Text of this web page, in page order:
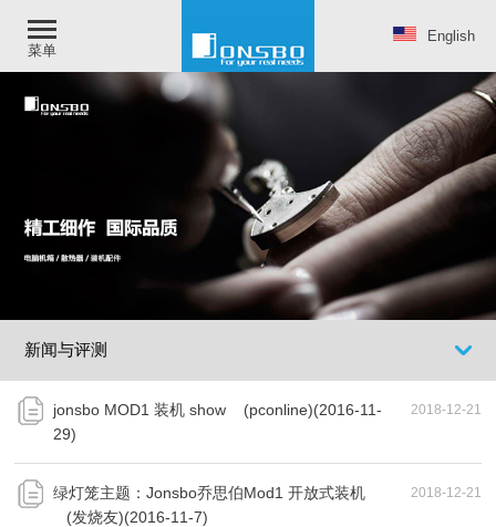
菜单
English
新闻与评测
2018-12-21
jonsbo MOD1 装机 show (pconline)(2016-11-
29)
2018-12-21
绿灯笼主题：Jonsbo乔思伯Mod1 开放式装机
(发烧友)(2016-11-7)